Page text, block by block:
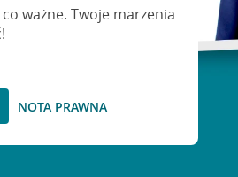
ważne. Twoje marzenia
NOTA PRAWNA